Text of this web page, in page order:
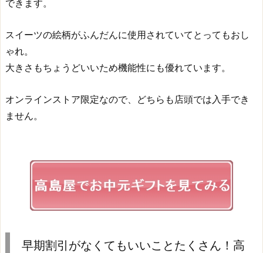
できます。
スイーツの絵柄がふんだんに使用されていてとってもおし
ゃれ。
大きさもちょうどいいため機能性にも優れています。
オンラインストア限定なので、どちらも店頭では入手でき
ません。
早期割引がなくてもいいことたくさん！高